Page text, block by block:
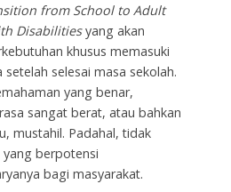
from School to Adult
Disabilitiesyang akan
khusus memasuki
selesai masa sekolah.
yang benar,
sangat berat, atau bahkan
mustahil. Padahal, tidak
berpotensi
bagi masyarakat.